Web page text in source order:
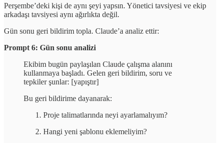
Perşembe’deki kişi de aynı şeyi yapsın. Yönetici tavsiyesi ve ekip
arkadaşı tavsiyesi aynı ağırlıkta değil.
Gün sonu geri bildirim topla. Claude’a analiz ettir:
Prompt 6: Gün sonu analizi
Ekibim bugün paylaşılan Claude çalışma alanını
kullanmaya başladı. Gelen geri bildirim, soru ve
tepkiler şunlar: [yapıştır]
Bu geri bildirime dayanarak:
Proje talimatlarında neyi ayarlamalıyım?
Hangi yeni şablonu eklemeliyim?